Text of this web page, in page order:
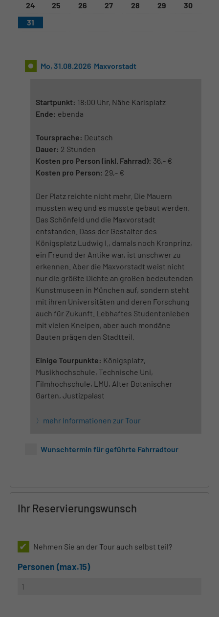
24
25 26 27 28 29
30
31
Mo, 31.08.2026 Maxvorstadt
Startpunkt:
18:00 Uhr, Nähe Karlsplatz
Ende: ebenda
Toursprache: Deutsch
Dauer: 2 Stunden
Kosten pro Person (inkl. Fahrrad): 36,- €
Kosten pro Person: 29,- €
Der Platz reichte nicht mehr. Die Mauern
mussten weg und es musste gebaut werden.
Das Schönfeld und die Maxvorstadt
entstanden. Dass der Gestalter des
Königsplatz Ludwig I., damals noch Kronprinz,
ein Freund der Antike war, ist unschwer zu
erkennen. Aber die Maxvorstadt weist nicht
nur die größte Dichte an großen bedeutenden
Kunstmuseen in München auf, sondern steht
mit ihren Universitäten und deren Forschung
auch für Zukunft. Lebhaftes Studentenleben
mit vielen Kneipen, aber auch mondäne
Bauten prägen den Stadtteil.
Einige Tourpunkte: Königsplatz,
Musikhochschule, Technische Uni,
Filmhochschule, LMU, Alter Botanischer
Garten, Justizpalast
mehr Informationen zur Tour
Wunschtermin für geführte Fahrradtour
Ihr Reservierungswunsch
Nehmen Sie an der Tour auch selbst teil?
Personen (max.15)